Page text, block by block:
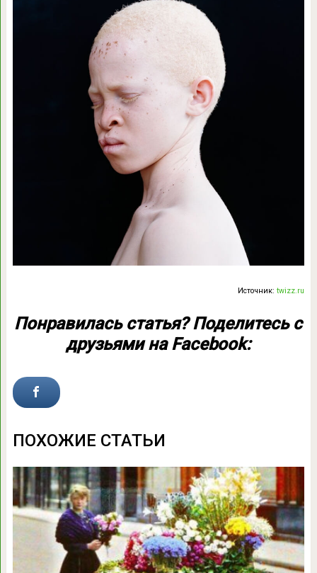
Источник:twizz.ru
Понравилась статья?Поделитесь с
друзьями на Facebook:
ПОХОЖИЕ СТАТЬИ